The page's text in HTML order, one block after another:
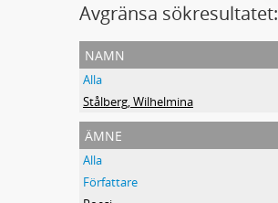
Avgränsa sökresultatet:
namn
Alla
Stålberg, Wilhelmina
ämne
Alla
Författare